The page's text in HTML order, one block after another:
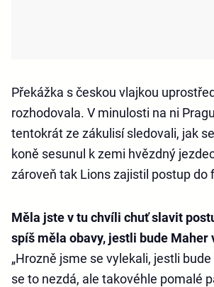
Překážka s českou vlajkou
rozhodovala. V minulosti na ni
tentokrát ze zákulisí sledovali, jak
koně sesunul k zemi hvězdný
zároveň tak Lions zajistil postup do
Měla jste v tu chvíli chuť slavit
spíš měla obavy, jestli bude Maher
„Hrozně jsme se vylekali, jestli
se to nezdá, ale takovéhle pomalé